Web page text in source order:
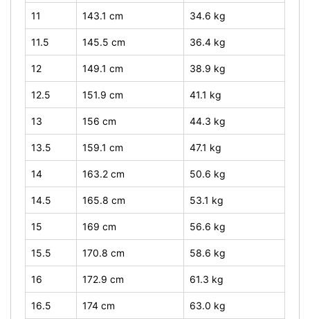
11 143.1 cm 34.6 kg
11.5 145.5 cm 36.4 kg
12 149.1 cm 38.9 kg
12.5 151.9 cm 41.1 kg
13 156 cm 44.3 kg
13.5 159.1 cm 47.1 kg
14 163.2 cm 50.6 kg
14.5 165.8 cm 53.1 kg
15 169 cm 56.6 kg
15.5 170.8 cm 58.6 kg
16 172.9 cm 61.3 kg
16.5 174 cm 63.0 kg